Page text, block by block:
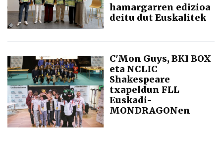
hamargarren edizioa
deitu dut Euskalitek
C'Mon Guys, BKI BOX
eta NCLIC
Shakespeare
txapeldun FLL
Euskadi-
MONDRAGONen